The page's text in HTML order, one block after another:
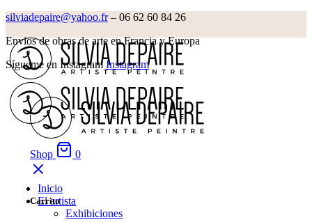
silviadepaire@yahoo.fr– 06 62 60 84 26‬
Envios de obras de arte en Francia y Europa
Sígueme en Instagram Instagram
Inicio
El artista
Exhibiciones
Shop 0
Carrito